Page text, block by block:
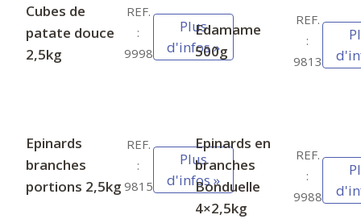
Cubes de
patate douce
2,5kg
REF.
:
9998
Plus
d'infos »
Edamame
500g
REF.
:
9813
Epinards
branches
portions 2,5kg
REF.
:
9815
Plus
d'infos »
Epinards en
branches
Bonduelle
4×2,5kg
REF.
:
9988